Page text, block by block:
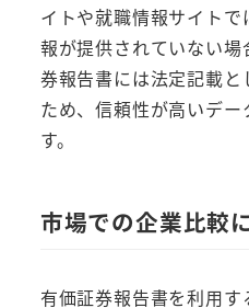
イトや就職情報サイト
報が提供されていない
券報告書には法定記載
ため、信頼性が高いデ
す。
市場での企業比較
有価証券報告書を利用